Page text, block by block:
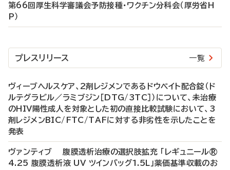
第66回厚生科学審議会予防接種・ワクチン分科会（厚労省H
P）
プレスリリース 一覧
ヴィーブヘルスケア、2剤レジメンであるドウベイト配合錠（ド
ルテグラビル／ラミブジン［DTG/3TC］）について、未治療
のHIV陽性成人を対象とした初の直接比較試験において、3
剤レジメンBIC/FTC/TAFに対する非劣性を示したことを
発表
ヴァンティブ 腹膜透析治療の選択肢拡充 「レギュニール®
4.25 腹膜透析液 UV ツインバッグ1.5L」薬価基準収載のお